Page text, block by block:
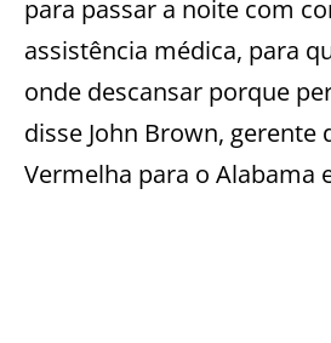
para passar a noite com
assistência médica, para
onde descansar porque
disse John Brown, gerente
Vermelha para o Alabama